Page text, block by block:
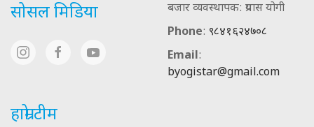
सोसल मिडिया
बजार व्यवस्थापक: प्रयास योगी
Phone: ९८४१६२४७०८
Email:
byogistar@gmail.com
हाम्रो टीम